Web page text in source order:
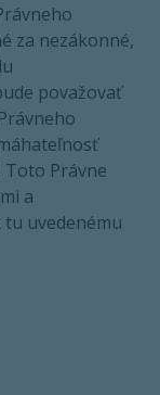
za nezákonné,
považovať
Toto Právne
a
uvedenému